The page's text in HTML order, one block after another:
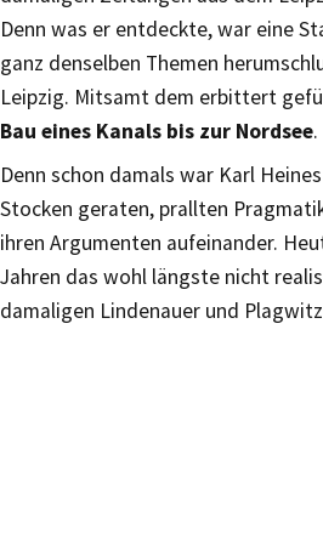
Denn was er entdeckte, war eine
ganz denselben Themen
Leipzig. Mitsamt dem erbittert
Bau eines Kanals bis zur Nordsee.
Denn schon damals war Karl
Stocken geraten, prallten
ihren Argumenten aufeinander.
Jahren das wohl längste nicht
damaligen Lindenauer und